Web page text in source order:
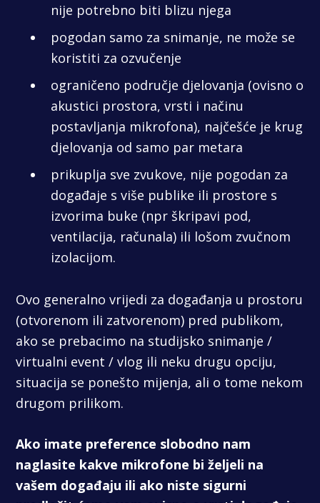
nije potrebno biti blizu njega
pogodan samo za snimanje, ne može se
koristiti za ozvučenje
ograničeno područje djelovanja (ovisno o
akustici prostora, vrsti i načinu
postavljanja mikrofona), najčešće je krug
djelovanja od samo par metara
prikuplja sve zvukove, nije pogodan za
događaje s više publike ili prostore s
izvorima buke (npr škripavi pod,
ventilacija, računala) ili lošom zvučnom
izolacijom.
Ovo generalno vrijedi za događanja u prostoru
(otvorenom ili zatvorenom) pred publikom,
ako se prebacimo na studijsko snimanje /
virtualni event / vlog ili neku drugu opciju,
situacija se ponešto mijenja, ali o tome nekom
drugom prilikom.
Ako imate preference slobodno nam
naglasite kakve mikrofone bi željeli na
vašem događaju ili ako niste sigurni